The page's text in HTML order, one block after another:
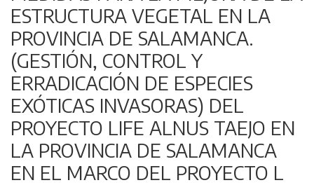
principal
ESTRUCTURA VEGETAL EN LA
PROVINCIA DE SALAMANCA.
(GESTIÓN, CONTROL Y
ERRADICACIÓN DE ESPECIES
EXÓTICAS INVASORAS) DEL
PROYECTO LIFE ALNUS TAEJO EN
LA PROVINCIA DE SALAMANCA
EN EL MARCO DEL PROYECTO L